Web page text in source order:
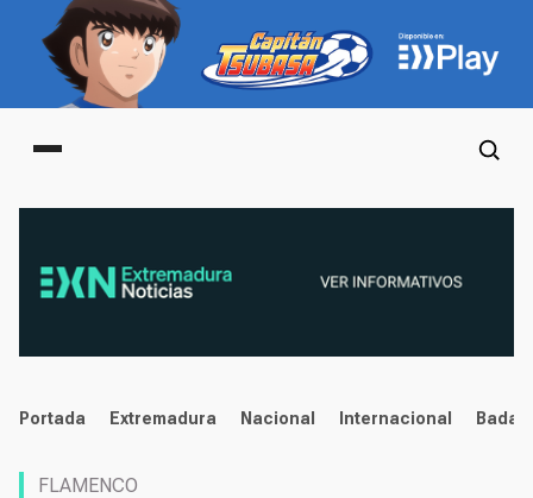
Main menu
noticias
Portada Extremadura Nacional Internacional
FLAMENCO